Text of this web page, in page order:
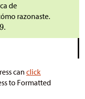
de
razonaste.
.
can click
to Formatted